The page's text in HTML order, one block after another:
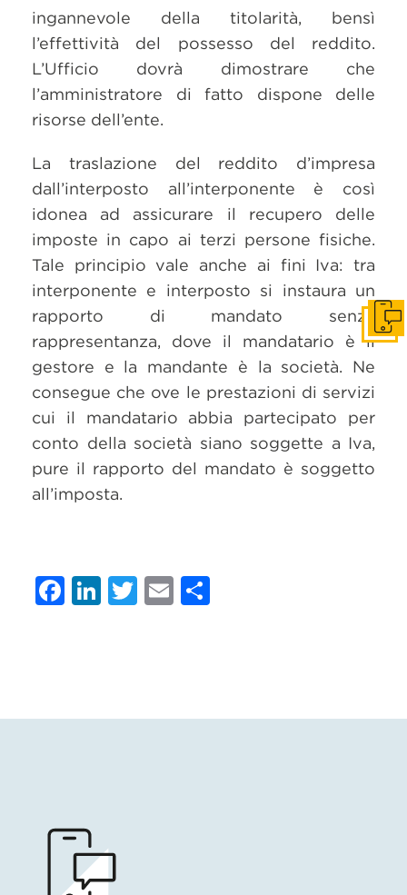
ingannevole della titolarità, bensì
l’effettività del possesso del reddito.
L’Ufficio dovrà dimostrare che
l’amministratore di fatto dispone delle
risorse dell’ente.
La traslazione del reddito d’impresa
dall’interposto all’interponente è così
idonea ad assicurare il recupero delle
imposte in capo ai terzi persone fisiche.
Tale principio vale anche ai fini Iva: tra
interponente e interposto si instaura un
rapporto di mandato senza
rappresentanza, dove il mandatario è il
gestore e la mandante è la società. Ne
consegue che ove le prestazioni di servizi
cui il mandatario abbia partecipato per
conto della società siano soggette a Iva,
pure il rapporto del mandato è soggetto
all’imposta.
Facebook
LinkedIn
Twitter
Email
Get